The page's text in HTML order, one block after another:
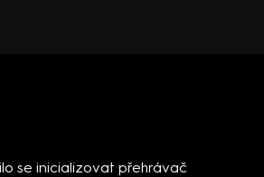
se inicializovat přehrávač